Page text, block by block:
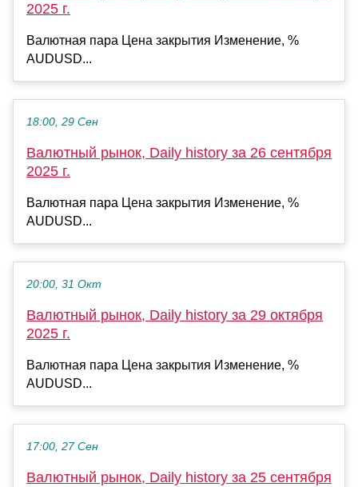
2025 г.
Валютная пара Цена закрытия Изменение, %
AUDUSD...
18:00, 29 Сен
Валютный рынок, Daily history за 26 сентября
2025 г.
Валютная пара Цена закрытия Изменение, %
AUDUSD...
20:00, 31 Окт
Валютный рынок, Daily history за 29 октября
2025 г.
Валютная пара Цена закрытия Изменение, %
AUDUSD...
17:00, 27 Сен
Валютный рынок, Daily history за 25 сентября